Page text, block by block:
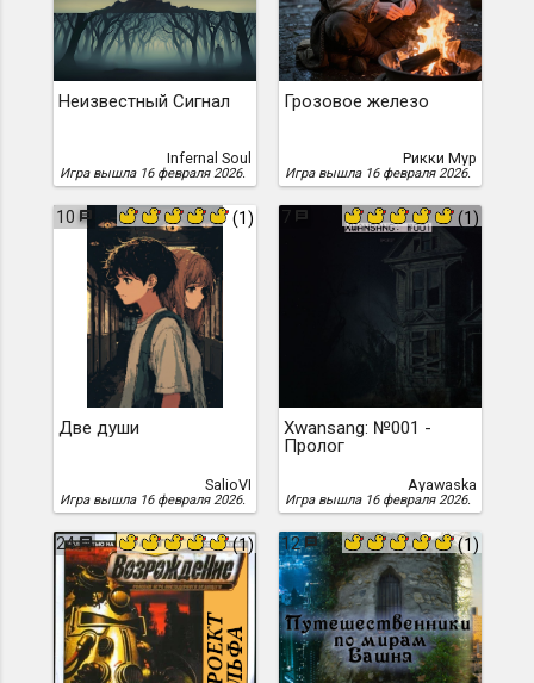
Неизвестный Сигнал
Infernal Soul
Игра вышла 16 февраля 2026.
Грозовое железо
Рикки Мур
Игра вышла 16 февраля 2026.
10 (1)
Две души
SalioVI
Игра вышла 16 февраля 2026.
7 (1)
Xwansang: №001 -
Пролог
Ayawaska
Игра вышла 16 февраля 2026.
24 (1) 12 (1)